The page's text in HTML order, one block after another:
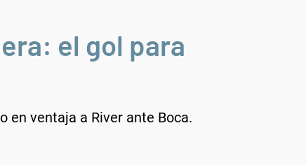
el gol para
en ventaja a River ante Boca.